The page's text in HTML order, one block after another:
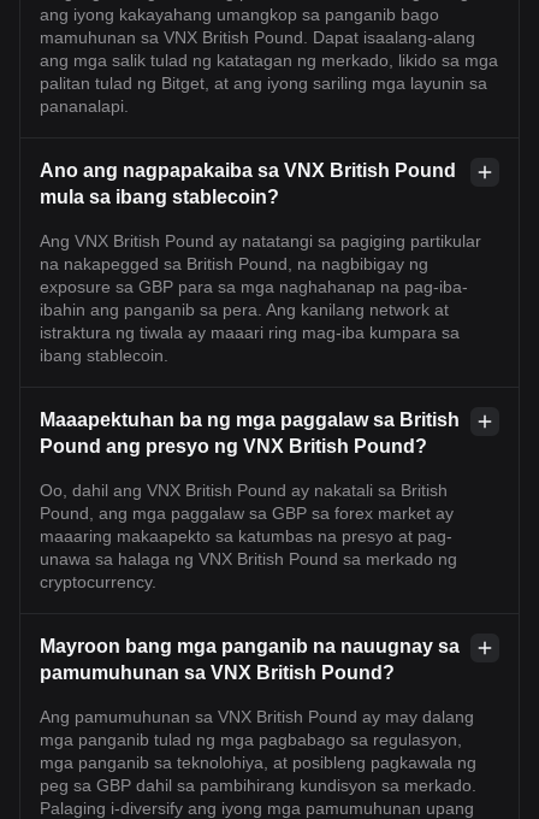
ang iyong kakayahang umangkop sa panganib bago
mamuhunan sa VNX British Pound. Dapat isaalang-alang
ang mga salik tulad ng katatagan ng merkado, likido sa mga
palitan tulad ng Bitget, at ang iyong sariling mga layunin sa
pananalapi.
Ano ang nagpapakaiba sa VNX British Pound
mula sa ibang stablecoin?
Ang VNX British Pound ay natatangi sa pagiging partikular
na nakapegged sa British Pound, na nagbibigay ng
exposure sa GBP para sa mga naghahanap na pag-iba-
ibahin ang panganib sa pera. Ang kanilang network at
istraktura ng tiwala ay maaari ring mag-iba kumpara sa
ibang stablecoin.
Maaapektuhan ba ng mga paggalaw sa British
Pound ang presyo ng VNX British Pound?
Oo, dahil ang VNX British Pound ay nakatali sa British
Pound, ang mga paggalaw sa GBP sa forex market ay
maaaring makaapekto sa katumbas na presyo at pag-
unawa sa halaga ng VNX British Pound sa merkado ng
cryptocurrency.
Mayroon bang mga panganib na nauugnay sa
pamumuhunan sa VNX British Pound?
Ang pamumuhunan sa VNX British Pound ay may dalang
mga panganib tulad ng mga pagbabago sa regulasyon,
mga panganib sa teknolohiya, at posibleng pagkawala ng
peg sa GBP dahil sa pambihirang kundisyon sa merkado.
Palaging i-diversify ang iyong mga pamumuhunan upang